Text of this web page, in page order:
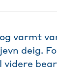
varmt
deig.
videre